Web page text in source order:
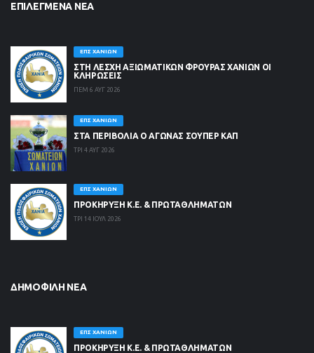
ΕΠΙΛΕΓΜΈΝΑ ΝΈΑ
ΕΠΣ ΧΑΝΊΩΝ
ΣΤΗ ΛΈΣΧΗ ΑΞΙΩΜΑΤΙΚΏΝ ΦΡΟΥΡΆΣ ΧΑΝΊΩΝ ΟΙ
ΚΛΗΡΏΣΕΙΣ
ΠΕΜ 6 ΑΥΓ 2026
ΕΠΣ ΧΑΝΊΩΝ
ΣΤΑ ΠΕΡΙΒΟΛΙΑ Ο ΑΓΩΝΑΣ ΣΟΥΠΕΡ ΚΑΠ
ΤΡΙ 4 ΑΥΓ 2026
ΕΠΣ ΧΑΝΊΩΝ
ΠΡΟΚΗΡΥΞΗ Κ.Ε. & ΠΡΩΤΑΘΛΗΜΑΤΩΝ
ΤΡΙ 14 ΙΟΥΛ 2026
ΔΗΜΟΦΙΛΉ ΝΈΑ
ΕΠΣ ΧΑΝΊΩΝ
ΠΡΟΚΗΡΥΞΗ Κ.Ε. & ΠΡΩΤΑΘΛΗΜΑΤΩΝ